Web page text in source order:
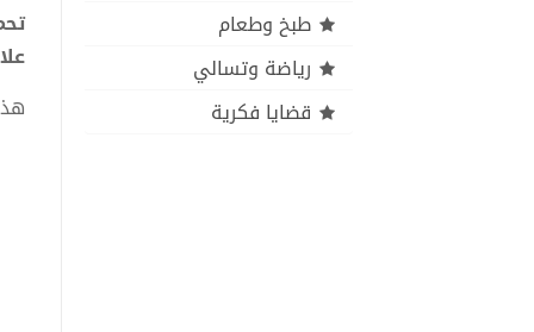
طبخ وطعام
رياضة وتسالي
قضايا فكرية